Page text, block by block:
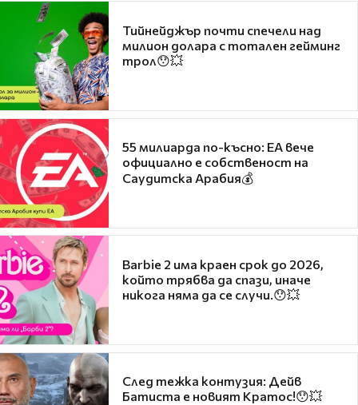
Тийнейджър почти спечели над
милион долара с тотален гейминг
трол😯💥
55 милиарда по-късно: EA вече
официално е собственост на
Саудитска Арабия💰
Barbie 2 има краен срок до 2026,
който трябва да спази, иначе
никога няма да се случи.😯💥
След тежка контузия: Дейв
Батиста е новият Кратос!😯💥